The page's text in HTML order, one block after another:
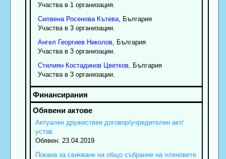
Участва в 1 организация.
Силвена Росенова Кътева, България
Участва в 3 организации.
Ангел Георгиев Николов, България
Участва в 3 организации.
Стилиян Костадинов Цветков, България
Участва в 3 организации.
Актуален дружествен договор/учредителен акт/
устав
Обявен: 23.04.2019
Покана за свикване на общо събрание на членовете